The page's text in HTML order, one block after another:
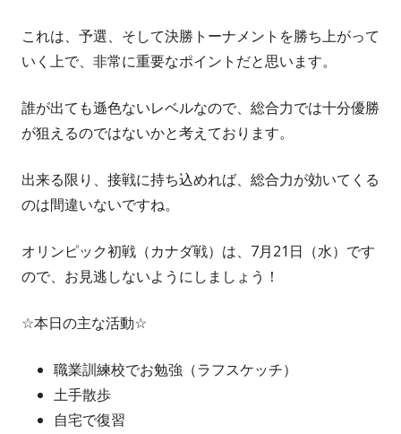
これは、予選、そして決勝トーナメントを勝ち上がって
いく上で、非常に重要なポイントだと思います。
誰が出ても遜色ないレベルなので、総合力では十分優勝
が狙えるのではないかと考えております。
出来る限り、接戦に持ち込めれば、総合力が効いてくる
のは間違いないですね。
オリンピック初戦（カナダ戦）は、7月21日（水）です
ので、お見逃しないようにしましょう！
☆本日の主な活動☆
職業訓練校でお勉強（ラフスケッチ）
土手散歩
自宅で復習